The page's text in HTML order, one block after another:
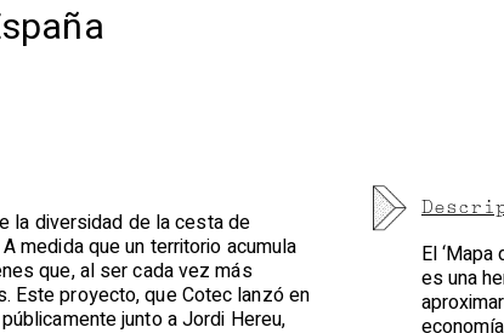
la diversidad de la cesta de
medida que un territorio acumula
que, al ser cada vez más
Este proyecto, que Cotec lanzó en
junto a Jordi Hereu,
El
es una